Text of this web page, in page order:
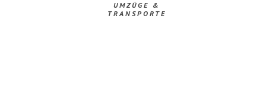
UMZÜGE &
TRANSPORTE